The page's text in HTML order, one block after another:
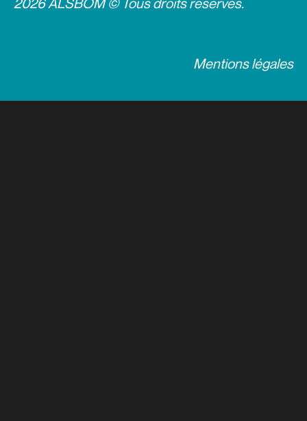
Mentions légales